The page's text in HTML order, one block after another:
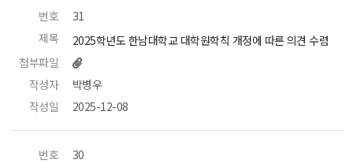
번호
31
제목
2025학년도 한남대학교 대학원학칙 개정에 따른 의견 수렴
첨부파일
작성자
박병우
작성일
2025-12-08
번호
30